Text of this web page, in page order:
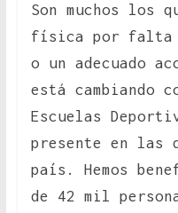
Son muchos los
física por falta
o un adecuado
está cambiando
Escuelas
presente en las
país. Hemos
de 42 mil